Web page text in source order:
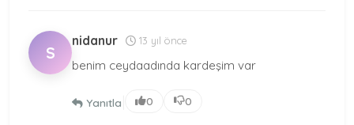
S
nidanur 13 yıl önce
benim ceydaadında kardeşim var
Yanıtla 0 0